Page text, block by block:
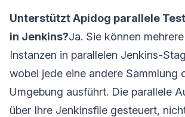
Unterstützt Apidog parallele
in Jenkins?Ja. Sie können
Instanzen in parallelen Jenkins-
wobei jede eine andere Sammlung
Umgebung ausführt. Die parallele
über Ihre Jenkinsfile gesteuert,